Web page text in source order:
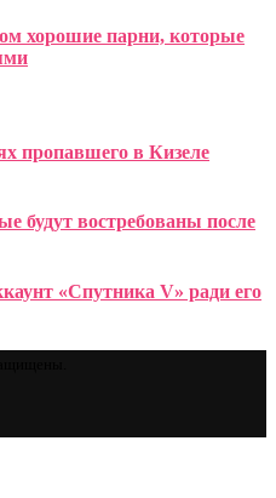
хорошие парни, которые
пропавшего в Кизеле
будут востребованы после
«Спутника V» ради его